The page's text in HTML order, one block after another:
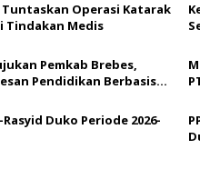
Tuntaskan Operasi Katarak
Tindakan Medis
Pemkab Brebes,
Pendidikan Berbasis
Duko Periode 2026-